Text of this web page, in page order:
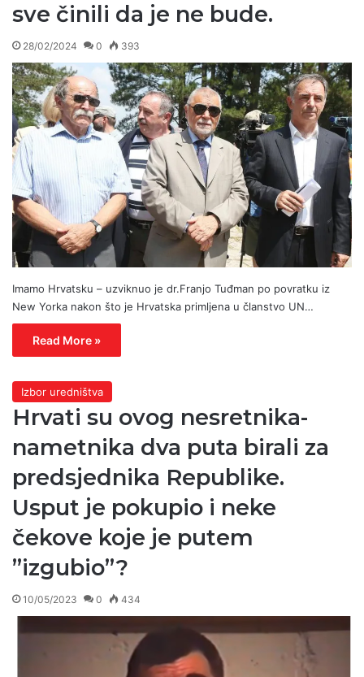
sve činili da je ne bude.
28/02/2024 0 393
Imamo Hrvatsku – uzviknuo je dr.Franjo Tuđman po povratku iz
New Yorka nakon što je Hrvatska primljena u članstvo UN…
Read More »
Izbor uredništva
Hrvati su ovog nesretnika-
nametnika dva puta birali za
predsjednika Republike.
Usput je pokupio i neke
čekove koje je putem
”izgubio”?
10/05/2023 0 434